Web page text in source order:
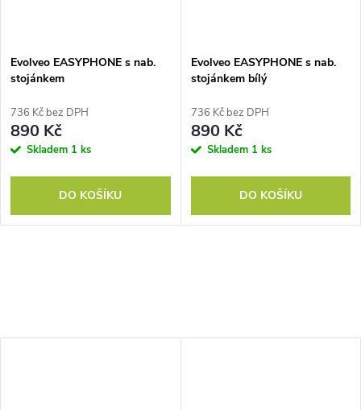
Evolveo EASYPHONE s nab.
stojánkem
736 Kč bez DPH
890 Kč
Skladem 1 ks
DO KOŠÍKU
Evolveo EASYPHONE s nab.
stojánkem bílý
736 Kč bez DPH
890 Kč
Skladem 1 ks
DO KOŠÍKU